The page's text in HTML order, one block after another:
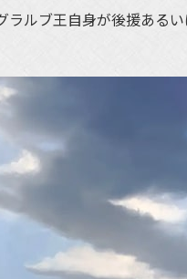
ラルブ王自身が後援ある